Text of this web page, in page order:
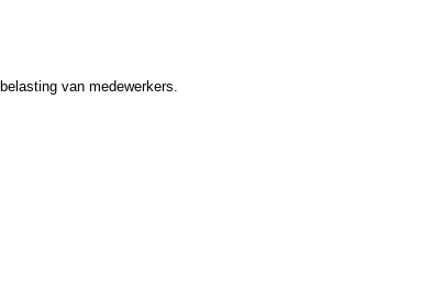
van medewerkers.